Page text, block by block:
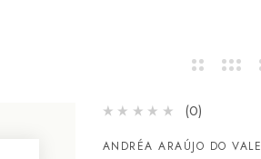
(0)
ANDRÉA ARAÚJO DO VALE